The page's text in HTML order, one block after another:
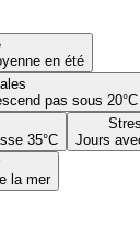
en été
pas sous 20°C
35°C
Jours
la mer